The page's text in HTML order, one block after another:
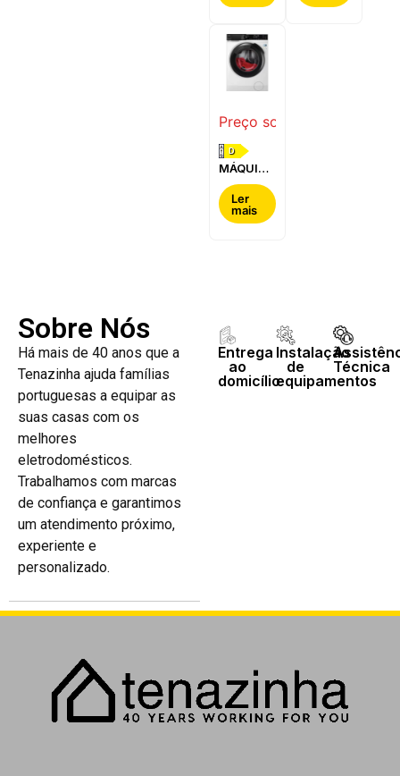
Preço sob consulta
D
MÁQUINA
DE LAVAR
E SECAR
ROUPA
AEG -
Ler
mais
Sobre Nós
Há mais de 40 anos que a
Tenazinha ajuda famílias
portuguesas a equipar as
suas casas com os
melhores
eletrodomésticos.
Trabalhamos com marcas
de confiança e garantimos
um atendimento próximo,
experiente e
personalizado.
Entrega
ao
domicílio
Instalação
de
equipamentos
Técnica